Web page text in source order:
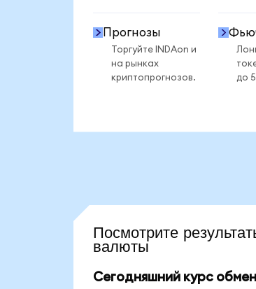
Прогнозы
Торгуйте INDAon и
на рынках
криптопрогнозов.
до
Посмотрите
валюты
Сегодняшний курс